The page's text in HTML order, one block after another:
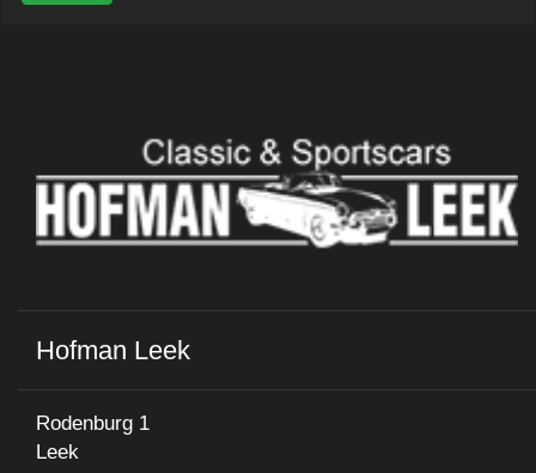
Hofman Leek
Rodenburg 1
Leek